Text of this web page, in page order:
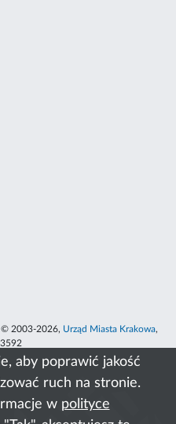
aby poprawić jakość
ruch na stronie.
w polityce
© 2003-2026, Urząd Miasta Krakowa,